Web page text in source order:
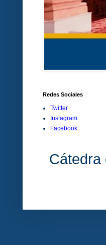
Redes Sociales
Twitter
Instagram
Facebook
Cátedra